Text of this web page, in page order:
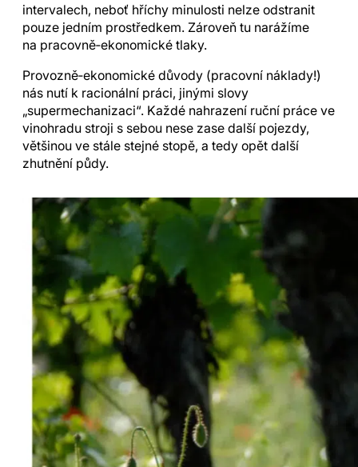
intervalech, neboť hříchy minulosti nelze odstranit
pouze jedním prostředkem. Zároveň tu narážíme
na pracovně‑ekonomické tlaky.
Provozně‑ekonomické důvody (pracovní náklady!)
nás nutí k racionální práci, jinými slovy
„supermechanizaci“. Každé nahrazení ruční práce ve
vinohradu stroji s sebou nese zase další pojezdy,
většinou ve stále stejné stopě, a tedy opět další
zhutnění půdy.